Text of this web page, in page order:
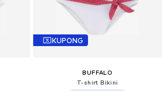
KUPONG
BUFFALO
T-shirt Bikini